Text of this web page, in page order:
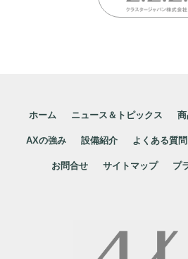
ホーム ニュース＆トピックス
AXの強み 設備紹介 よくある質問
お問合せ サイトマップ プ